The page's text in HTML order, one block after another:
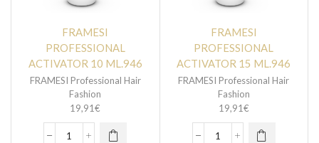
FRAMESI
PROFESSIONAL
ACTIVATOR 10 ML.946
FRAMESI Professional Hair
Fashion
19,91€
FRAMESI
PROFESSIONAL
ACTIVATOR 15 ML.946
FRAMESI Professional Hair
Fashion
19,91€